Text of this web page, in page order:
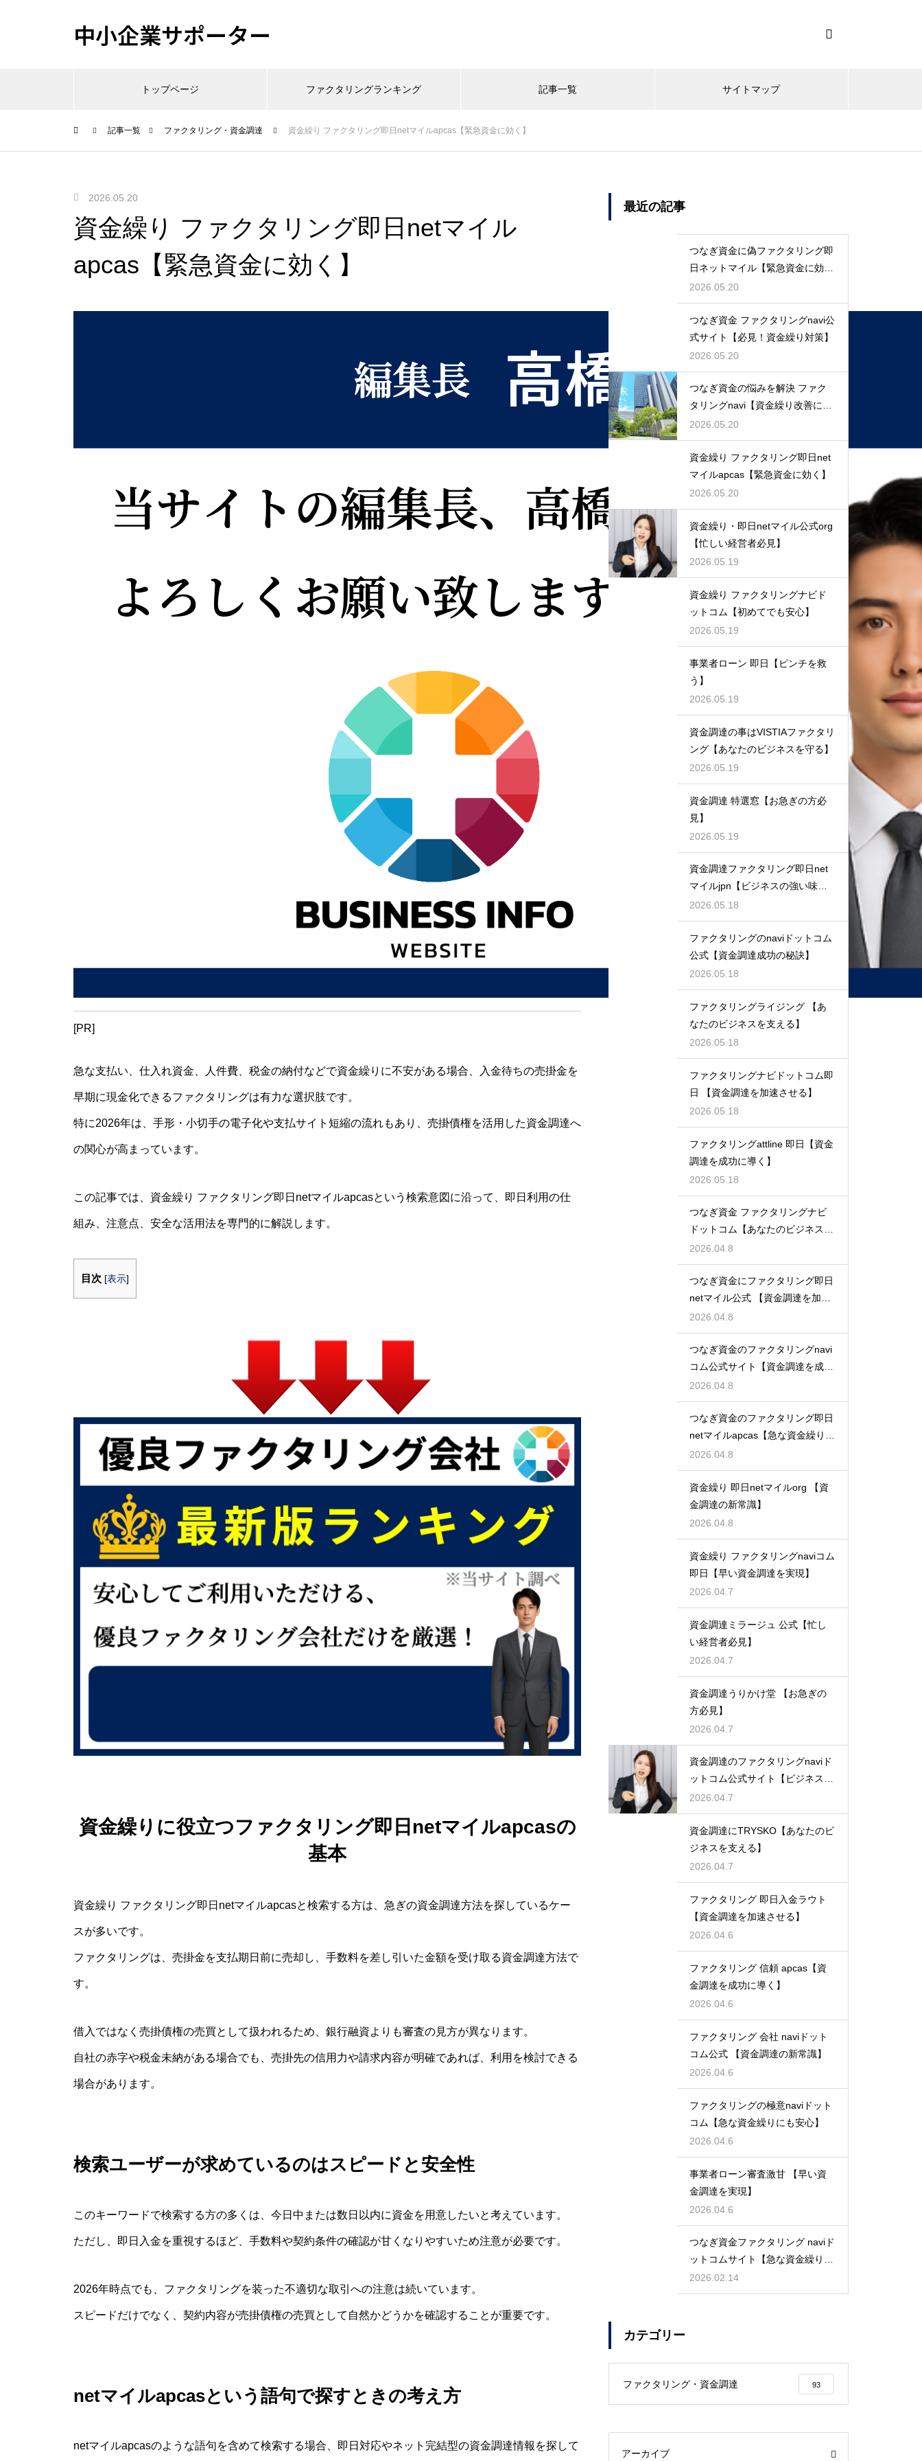
中小企業サポーター
トップページ ファクタリングランキング 記事一覧 サイトマップ
記事一覧 ファクタリング・資金調達 資金繰り ファクタリング即日netマイルapcas【緊急資金に効く】
2026.05.20
資金繰り ファクタリング即日netマイル
apcas【緊急資金に効く】
[PR]
急な支払い、仕入れ資金、人件費、税金の納付などで資金繰りに不安がある場合、入金待ちの売掛金を
早期に現金化できるファクタリングは有力な選択肢です。
特に2026年は、手形・小切手の電子化や支払サイト短縮の流れもあり、売掛債権を活用した資金調達へ
の関心が高まっています。
この記事では、資金繰り ファクタリング即日netマイルapcasという検索意図に沿って、即日利用の仕
組み、注意点、安全な活用法を専門的に解説します。
目次 [表示]
資金繰りに役立つファクタリング即日netマイルapcasの
基本
資金繰り ファクタリング即日netマイルapcasと検索する方は、急ぎの資金調達方法を探しているケー
スが多いです。
ファクタリングは、売掛金を支払期日前に売却し、手数料を差し引いた金額を受け取る資金調達方法で
す。
借入ではなく売掛債権の売買として扱われるため、銀行融資よりも審査の見方が異なります。
自社の赤字や税金未納がある場合でも、売掛先の信用力や請求内容が明確であれば、利用を検討できる
場合があります。
検索ユーザーが求めているのはスピードと安全性
このキーワードで検索する方の多くは、今日中または数日以内に資金を用意したいと考えています。
ただし、即日入金を重視するほど、手数料や契約条件の確認が甘くなりやすいため注意が必要です。
2026年時点でも、ファクタリングを装った不適切な取引への注意は続いています。
スピードだけでなく、契約内容が売掛債権の売買として自然かどうかを確認することが重要です。
netマイルapcasという語句で探すときの考え方
netマイルapcasのような語句を含めて検索する場合、即日対応やネット完結型の資金調達情報を探して
最近の記事
つなぎ資金に偽ファクタリング即
日ネットマイル【緊急資金に効
く】
2026.05.20
つなぎ資金 ファクタリングnavi公
式サイト【必見！資金繰り対策】
2026.05.20
つなぎ資金の悩みを解決 ファク
タリングnavi【資金繰り改善に最
適】
2026.05.20
資金繰り ファクタリング即日net
マイルapcas【緊急資金に効く】
2026.05.20
資金繰り・即日netマイル公式org
【忙しい経営者必見】
2026.05.19
資金繰り ファクタリングナビド
ットコム【初めてでも安心】
2026.05.19
事業者ローン 即日【ピンチを救
う】
2026.05.19
資金調達の事はVISTIAファクタリ
ング【あなたのビジネスを守る】
2026.05.19
資金調達 特選窓【お急ぎの方必
見】
2026.05.19
資金調達ファクタリング即日net
マイルjpn【ビジネスの強い味
方】
2026.05.18
ファクタリングのnaviドットコム
公式【資金調達成功の秘訣】
2026.05.18
ファクタリングライジング 【あ
なたのビジネスを支える】
2026.05.18
ファクタリングナビドットコム即
日 【資金調達を加速させる】
2026.05.18
ファクタリングattline 即日【資金
調達を成功に導く】
2026.05.18
つなぎ資金 ファクタリングナビ
ドットコム【あなたのビジネスを
支える】
2026.04.8
つなぎ資金にファクタリング即日
netマイル公式 【資金調達を加速
させる】
2026.04.8
つなぎ資金のファクタリングnavi
コム公式サイト【資金調達を成功
に導く】
2026.04.8
つなぎ資金のファクタリング即日
netマイルapcas【急な資金繰りに
も安心】
2026.04.8
資金繰り 即日netマイルorg 【資
金調達の新常識】
2026.04.8
資金繰り ファクタリングnaviコム
即日【早い資金調達を実現】
2026.04.7
資金調達ミラージュ 公式【忙し
い経営者必見】
2026.04.7
資金調達うりかけ堂 【お急ぎの
方必見】
2026.04.7
資金調達のファクタリングnaviド
ットコム公式サイト【ビジネスの
強い味方】
2026.04.7
資金調達にTRYSKO【あなたのビ
ジネスを支える】
2026.04.7
ファクタリング 即日入金ラウト
【資金調達を加速させる】
2026.04.6
ファクタリング 信頼 apcas【資
金調達を成功に導く】
2026.04.6
ファクタリング 会社 naviドット
コム公式 【資金調達の新常識】
2026.04.6
ファクタリングの極意naviドット
コム【急な資金繰りにも安心】
2026.04.6
事業者ローン審査激甘 【早い資
金調達を実現】
2026.04.6
つなぎ資金ファクタリング naviド
ットコムサイト【急な資金繰りに
も安心】
2026.02.14
カテゴリー
ファクタリング・資金調達 93
アーカイブ